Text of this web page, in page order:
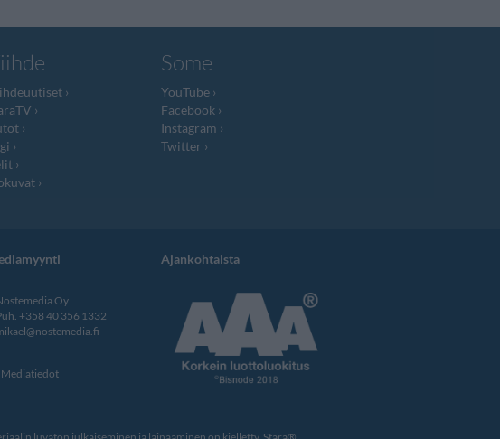
Some
YouTube
Facebook
Instagram
Twitter
Oy
+358 40 356 1332
Mediatiedot
Ajankohtaista